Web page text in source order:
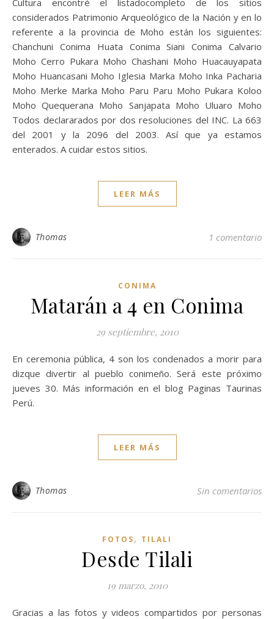
Cultura encontré el listadocompleto de los sitios
considerados Patrimonio Arqueológico de la Nación y en lo
referente a la provincia de Moho están los siguientes:
Chanchuni Conima Huata Conima Siani Conima Calvario
Moho Cerro Pukara Moho Chashani Moho Huacauyapata
Moho Huancasani Moho Iglesia Marka Moho Inka Pacharia
Moho Merke Marka Moho Paru Paru Moho Pukara Koloo
Moho Quequerana Moho Sanjapata Moho Uluaro Moho
Todos declararados por dos resoluciones del INC. La 663
del 2001 y la 2096 del 2003. Así que ya estamos
enterados. A cuidar estos sitios.
LEER MÁS
Thomas 1 comentario
CONIMA
Matarán a 4 en Conima
29 septiembre, 2010
En ceremonia pública, 4 son los condenados a morir para
dizque divertir al pueblo conimeño. Será este próximo
jueves 30. Más información en el blog Paginas Taurinas
Perú.
LEER MÁS
Thomas Sin comentarios
FOTOS, TILALI
Desde Tilali
19 marzo, 2010
Gracias a las fotos y videos compartidos por personas